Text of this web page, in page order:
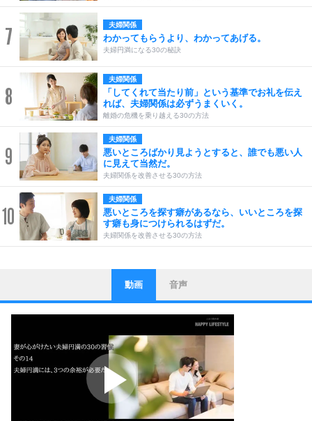
7 夫婦関係
わかってもらうより、わかってあげる。
夫婦円満になる30の秘訣
8
夫婦関係
「してくれて当たり前」という基準でお礼を伝え
れば、夫婦関係は必ずうまくいく。
離婚の危機を乗り越える30の方法
9
夫婦関係
悪いところばかり見ようとすると、誰でも悪い人
に見えて当然だ。
夫婦関係を改善させる30の方法
10
夫婦関係
悪いところを探す癖があるなら、いいところを探
す癖も身につけられるはずだ。
夫婦関係を改善させる30の方法
1
ストレス対策
他人と比べない。
いっそのこと、他人を見ない。
いらいらしない人になる30の方法
プラス思考
ポジティブになれない原因は、行動しないから。
ポジティブ思考になる30の方法
ストレス対策
動画 音声